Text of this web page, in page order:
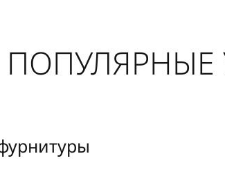
ПОПУЛЯРНЫЕ